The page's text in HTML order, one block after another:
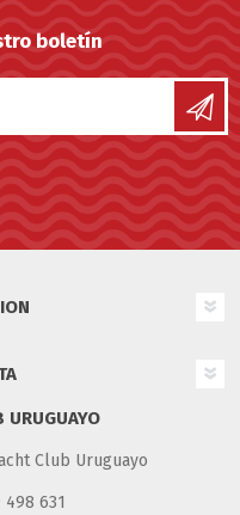
boletín
URUGUAYO
Club Uruguayo
631